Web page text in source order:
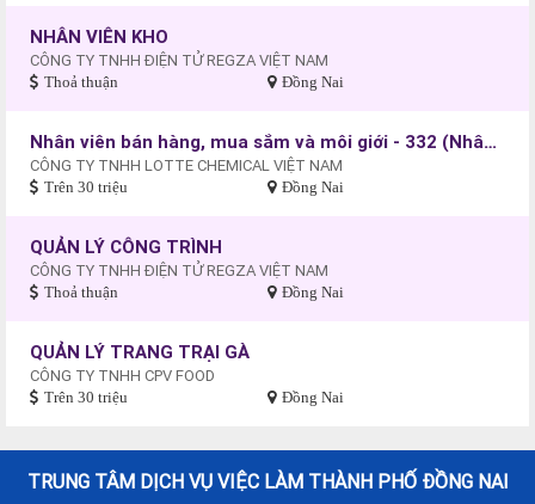
NHÂN VIÊN KHO
CÔNG TY TNHH ĐIỆN TỬ REGZA VIỆT NAM
Thoả thuận Đồng Nai
Nhân viên bán hàng, mua sắm và môi giới - 332 (Nhân viên kinh doanh)
CÔNG TY TNHH LOTTE CHEMICAL VIỆT NAM
Trên 30 triệu Đồng Nai
QUẢN LÝ CÔNG TRÌNH
CÔNG TY TNHH ĐIỆN TỬ REGZA VIỆT NAM
Thoả thuận Đồng Nai
QUẢN LÝ TRANG TRẠI GÀ
CÔNG TY TNHH CPV FOOD
Trên 30 triệu Đồng Nai
TRUNG TÂM DỊCH VỤ VIỆC LÀM THÀNH PHỐ ĐỒNG NAI